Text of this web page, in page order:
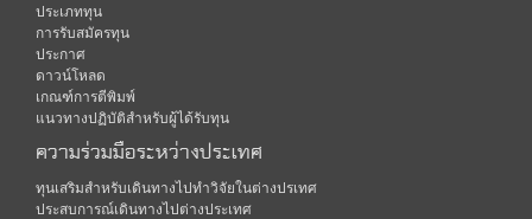
ประเภททุน
การรับสมัครทุน
ประกาศ
ดาวน์โหลด
เกณฑ์การตีพิมพ์
แนวทางปฏิบัติสำหรับผู้ได้รับทุน
ความร่วมมือระหว่างประเทศ
ทุนเสริมสำหรับเดินทางไปทำวิจัยในต่างปรเทศ
ประสบการณ์เดินทางไปต่างประเทศ